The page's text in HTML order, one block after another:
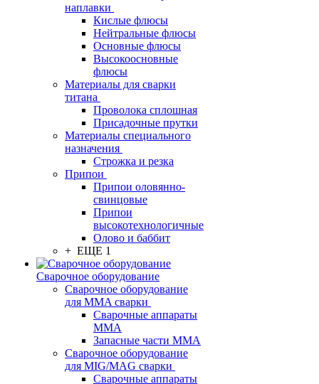
наплавки
Кислые флюсы
Нейтральные флюсы
Основные флюсы
Высокоосновные
флюсы
Материалы для сварки
титана
Проволока сплошная
Присадочные прутки
Материалы специального
назначения
Строжка и резка
Припои
Припои оловянно-
свинцовые
Припои
высокотехнологичные
Олово и баббит
+ ЕЩЕ 1
Сварочное оборудование
Сварочное оборудование
для MMA сварки
Сварочные аппараты
MMA
Запасные части MMA
Сварочное оборудование
для MIG/MAG сварки
Сварочные аппараты